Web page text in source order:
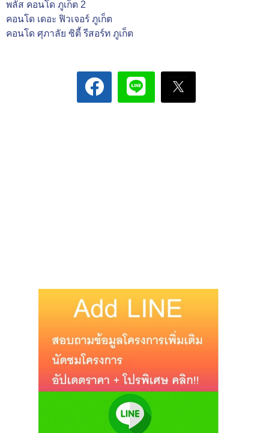
พลัส คอนโด ภูเก็ต 2
คอนโด เดอะ ฟิวเจอร์ ภูเก็ต
คอนโด ศุภาลัย ซิตี้ รีสอร์ท ภูเก็ต